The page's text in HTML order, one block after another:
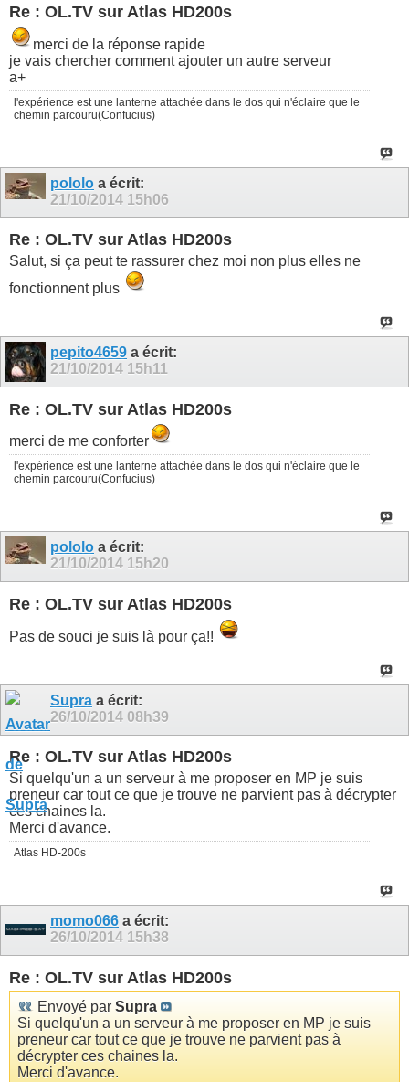
Re : OL.TV sur Atlas HD200s
merci de la réponse rapide
je vais chercher comment ajouter un autre serveur
a+
l'expérience est une lanterne attachée dans le dos qui n'éclaire que le
chemin parcouru(Confucius)
pololo a écrit:
21/10/2014 15h06
Re : OL.TV sur Atlas HD200s
Salut, si ça peut te rassurer chez moi non plus elles ne
fonctionnent plus
pepito4659 a écrit:
21/10/2014 15h11
Re : OL.TV sur Atlas HD200s
merci de me conforter
l'expérience est une lanterne attachée dans le dos qui n'éclaire que le
chemin parcouru(Confucius)
pololo a écrit:
21/10/2014 15h20
Re : OL.TV sur Atlas HD200s
Pas de souci je suis là pour ça!!
Supra a écrit:
26/10/2014 08h39
Re : OL.TV sur Atlas HD200s
Si quelqu'un a un serveur à me proposer en MP je suis
preneur car tout ce que je trouve ne parvient pas à décrypter
ces chaines la.
Merci d'avance.
Atlas HD-200s
momo066 a écrit:
26/10/2014 15h38
Re : OL.TV sur Atlas HD200s
Envoyé par Supra
Si quelqu'un a un serveur à me proposer en MP je suis
preneur car tout ce que je trouve ne parvient pas à
décrypter ces chaines la.
Merci d'avance.